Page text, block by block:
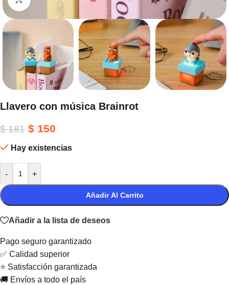
Llavero con música Brainrot
$181 $ 150
Hay existencias
- +
Añadir Al Carrito
Añadir a la lista de deseos
Pago seguro garantizado
✅ Calidad superior
⭐ Satisfacción garantizada
🚚 Envíos a todo el país